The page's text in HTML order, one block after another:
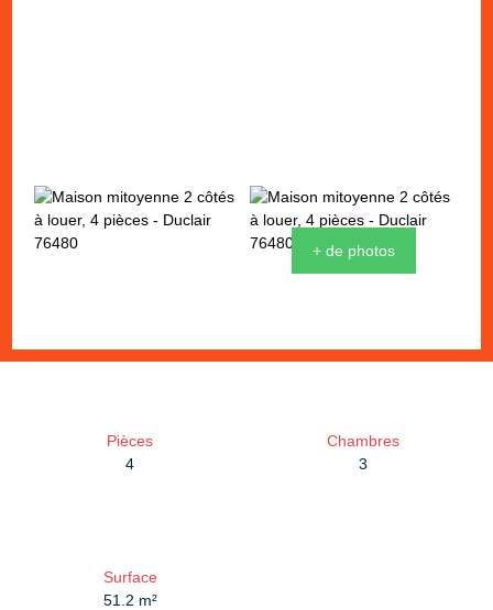
+ de photos
Pièces
4
Chambres
3
Surface
51.2 m²